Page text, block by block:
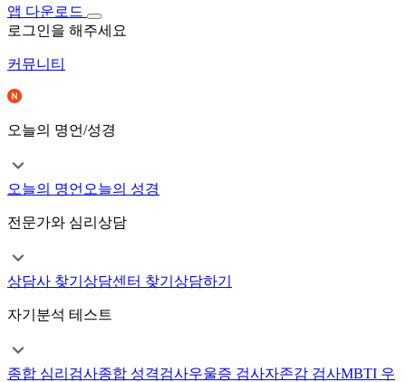
앱 다운로드
로그인을 해주세요
커뮤니티
오늘의 명언/성경
오늘의 명언 오늘의 성경
전문가와 심리상담
상담사 찾기 상담센터 찾기 상담하기
자기분석 테스트
종합 심리검사종합 성격검사우울증 검사자존감 검사MBTI 우